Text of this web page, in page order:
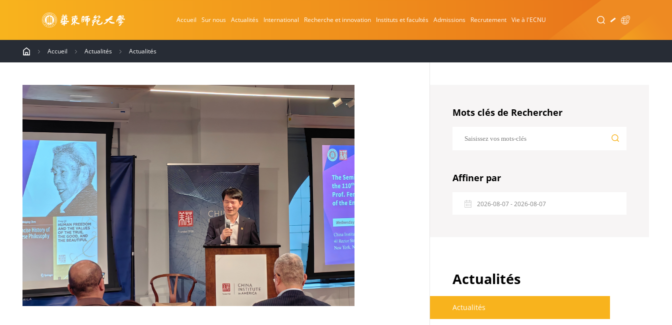
Accueil Sur nous Actualités International Recherche et innovation Instituts et facultés Admissions Recrutement Vie à l'ECNU
Accueil Actualités Actualités
Mots clés de Rechercher
Affiner par
2026-08-07 - 2026-08-07
Actualités
Actualités